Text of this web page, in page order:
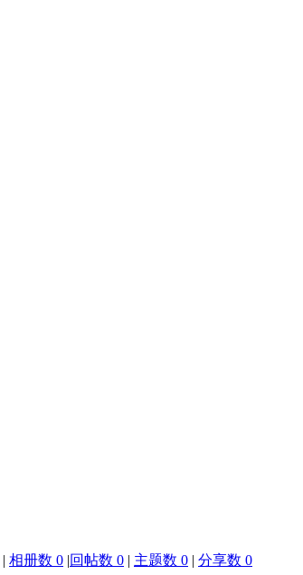
| 相册数 0 |回帖数 0 | 主题数 0 | 分享数 0